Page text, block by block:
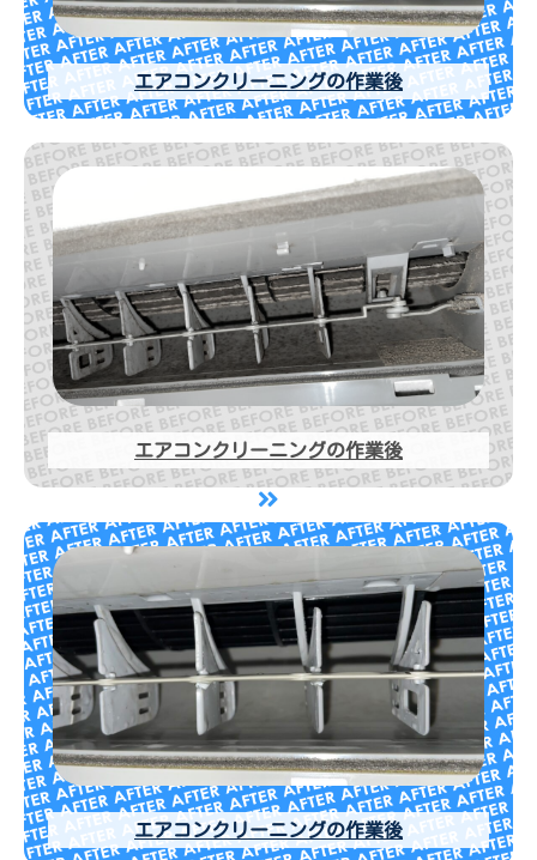
エアコンクリーニングの作業後
エアコンクリーニングの作業後
エアコンクリーニングの作業後